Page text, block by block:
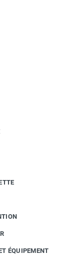
ÉQUIPEMENT